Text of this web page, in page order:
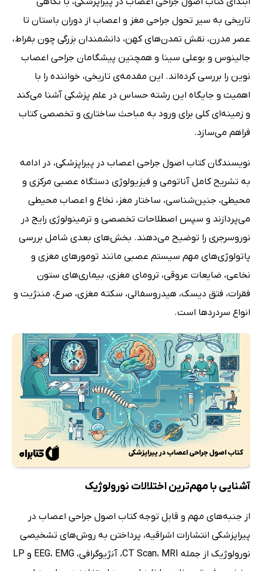
تاریخی به سیر تحول جراحی مغز و اعصاب از دوران باستان تا
عصر مدرن، نقش تمدن‌های کهن، دانشمندان بزرگی چون بقراط،
جالینوس و بوعلی سینا و همچنین پیشگامان جراحی اعصاب
نوین را بررسی کرده‌اند. این مقدمه‌ی تاریخی، خواننده را با
اهمیت و جایگاه این رشته حساس در علم پزشکی آشنا می‌کند
و زمینه‌ای کلی برای ورود به مباحث ساختاری و تخصصی کتاب
فراهم می‌سازد.
نویسندگان کتاب اصول جراحی اعصاب در پیراپزشکی، در ادامه
به تشریح کامل آناتومی و فیزیولوژی دستگاه عصبی مرکزی و
محیطی، جنین‌شناسی، ساختار مغز، نخاع و اعصاب محیطی
می‌پردازند و سپس اصطلاحات تخصصی و ترمینولوژی رایج در
نوروسرجری را توضیح می‌دهند. بخش‌های بعدی شامل بررسی
پاتولوژی‌های مهم سیستم عصبی مانند تومورهای مغزی و
نخاعی، ضایعات عروقی، ترومای مغزی، بیماری‌های ستون
فقرات، فتق دیسک، هیدروسفالی، سکته مغزی، صرع، مننژیت و
انواع سردردها است.
آشنایی با مهم‌ترین اختلالات نورولوژیک
از جنبه‌های مهم و قابل توجه کتاب اصول جراحی اعصاب در
پیراپزشکی انتشارات اشراقیه، پرداختن به روش‌های تشخیصی
نورولوژیک از جمله CT Scan، MRI، آنژیوگرافی، EEG، EMG و LP